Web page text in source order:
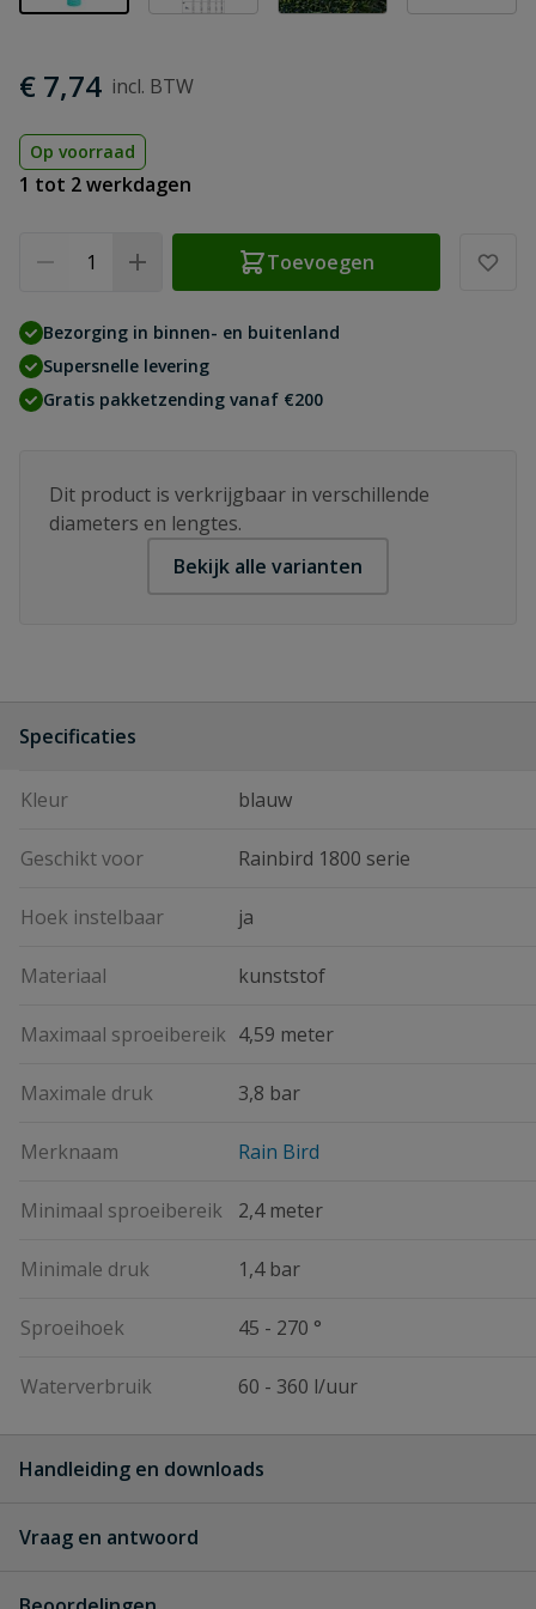
€ 7,74
Op voorraad
1 tot 2 werkdagen
Toevoegen
Bezorging in binnen- en buitenland
Supersnelle levering
Gratis pakketzending vanaf €200
Dit product is verkrijgbaar in verschillende
diameters en lengtes.
Bekijk alle varianten
Specificaties
Kleur blauw
Geschikt voor Rainbird 1800 serie
Hoek instelbaar ja
Materiaal kunststof
Maximaal sproeibereik 4,59 meter
Maximale druk 3,8 bar
Merknaam Rain Bird
Minimaal sproeibereik 2,4 meter
Minimale druk 1,4 bar
Sproeihoek 45 - 270 °
Waterverbruik 60 - 360 l/uur
Handleiding en downloads
R VAN Nozzle instelbare hoek afstellen Rain Bird
Vraag en antwoord